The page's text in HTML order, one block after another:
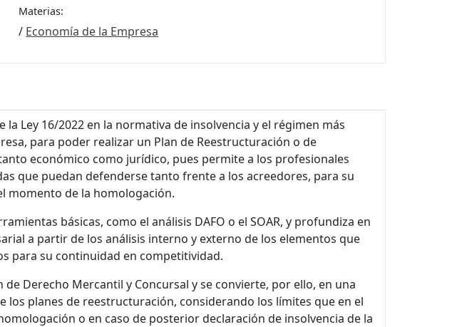
Materias:
/ Economía de la Empresa
Ley 16/2022 en la normativa de insolvencia y el régimen más
para poder realizar un Plan de Reestructuración o de
económico como jurídico, pues permite a los profesionales
que puedan defenderse tanto frente a los acreedores, para su
momento de la homologación.
básicas, como el análisis DAFO o el SOAR, y profundiza en
a partir de los análisis interno y externo de los elementos que
para su continuidad en competitividad.
Derecho Mercantil y Concursal y se convierte, por ello, en una
los planes de reestructuración, considerando los límites que en el
o en caso de posterior declaración de insolvencia de la